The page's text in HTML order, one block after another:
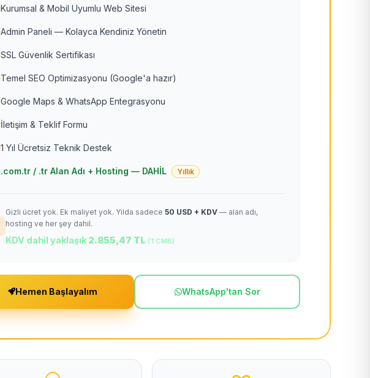
Kurumsal & Mobil Uyumlu Web Sitesi
Admin Paneli — Kolayca Kendiniz Yönetin
SSL Güvenlik Sertifikası
Temel SEO Optimizasyonu (Google'a hazır)
Google Maps & WhatsApp Entegrasyonu
İletişim & Teklif Formu
1 Yıl Ücretsiz Teknik Destek
.com.tr / .tr Alan Adı + Hosting — DAHİL Yıllık
Gizli ücret yok. Ek maliyet yok. Yılda sadece 50 USD + KDV — alan adı,
hosting ve her şey dahil.
KDV dahil yaklaşık 2.855,47 TL (TCMB)
Hemen Başlayalım WhatsApp'tan Sor